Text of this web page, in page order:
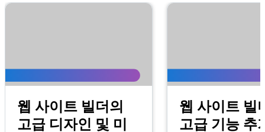
웹 사이트 빌더의
고급 디자인 및 미
웹 사이트 빌
고급 기능 추